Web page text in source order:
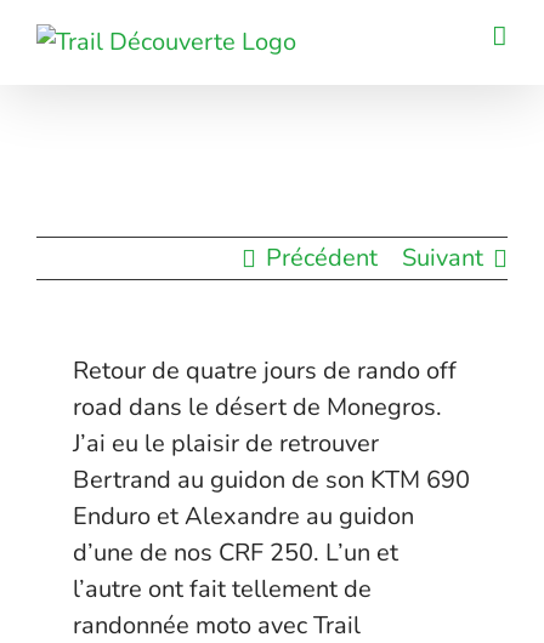
Passer
Précédent Suivant
Retour de quatre jours de rando off
road dans le désert de Monegros.
J’ai eu le plaisir de retrouver
Bertrand au guidon de son KTM 690
Enduro et Alexandre au guidon
d’une de nos CRF 250. L’un et
l’autre ont fait tellement de
randonnée moto avec Trail